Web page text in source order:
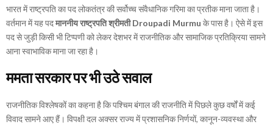
भारत में राष्ट्रपति का पद लोकतंत्र की सर्वोच्च संवैधानिक गरिमा का प्रतीक माना जाता है।
वर्तमान में यह पदमाननीय राष्ट्रपति श्रीमतीDroupadi Murmu के पास है। ऐसे में इस
पद से जुड़ी किसी भी टिप्पणी को लेकर देशभर में राजनीतिक और सामाजिक प्रतिक्रिया सामने
आना स्वाभाविक माना जा रहा है।
ममता सरकार पर भी उठे सवाल
राजनीतिक विश्लेषकों का कहना है कि पश्चिम बंगाल की राजनीति में पिछले कुछ वर्षों में कई
विवाद सामने आए हैं। विपक्षी दल अक्सर राज्य में प्रशासनिक निर्णयों, कानून-व्यवस्था और